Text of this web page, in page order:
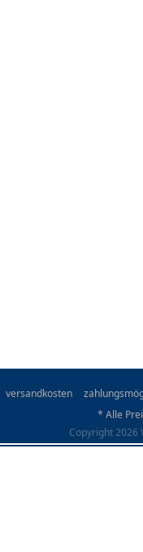
versandkosten
* Alle
Copyright 2026